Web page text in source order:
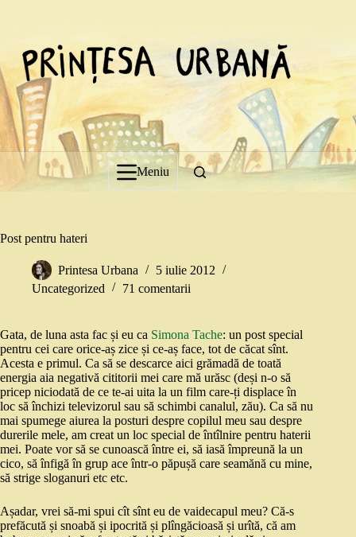
Meniu
Post pentru hateri
Printesa Urbana
5 iulie 2012
Uncategorized
71 comentarii
Gata, de luna asta fac și eu ca Simona Tache: un post special
pentru cei care orice-aș zice și ce-aș face, tot de căcat sînt.
Acesta e primul. Ca să se descarce aici grămadă de toată
energia aia negativă cititorii mei care mă urăsc (deși n-o să
pricep niciodată de ce te-ai uita la un film care-ți displace în
loc să închizi televizorul sau să schimbi canalul, zău). Ca să nu
mai spumege aiurea la posturi despre copilul meu sau despre
durerile mele, am creat un loc special de întîlnire pentru haterii
mei. Poate vor să se cunoască între ei, să iasă împreună la un
cico, să înfigă în grup ace într-o păpușă care seamănă cu mine,
să strige sloganuri etc etc.
Așadar, vrei să-mi spui cît sînt eu de vaidecapul meu? Că-s
prefăcută și snoabă și ipocrită și plîngăcioasă și urîtă, că am